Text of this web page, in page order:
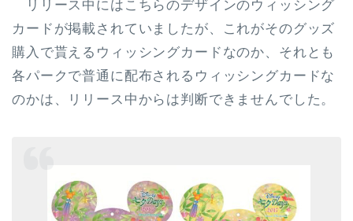
リリース中にはこちらのデザインのウィッシング
カードが掲載されていましたが、これがそのグッズ
購入で貰えるウィッシングカードなのか、それとも
各パークで普通に配布されるウィッシングカードな
のかは、リリース中からは判断できませんでした。